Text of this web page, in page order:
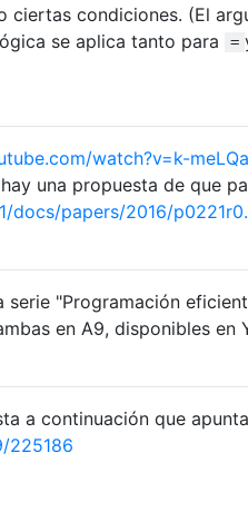
ciertas condiciones. (El
se aplica tanto para
=
watch?v=k-
una propuesta de que
docs/papers/2016/
serie "Programación
en A9, disponibles en
a continuación que
225186